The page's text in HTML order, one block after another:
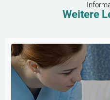
Weitere